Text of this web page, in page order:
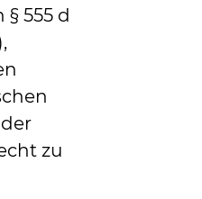
555 d
zu